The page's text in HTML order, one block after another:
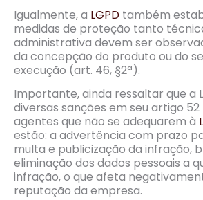
Igualmente, a LGPD também
medidas de proteção tanto
administrativa devem ser
da concepção do produto ou do
execução (art. 46, §2ª).
Importante, ainda ressaltar que a
diversas sanções em seu artigo
agentes que não se adequarem à
estão: a advertência com prazo
multa e publicização da infração,
eliminação dos dados pessoais a
infração, o que afeta
reputação da empresa.